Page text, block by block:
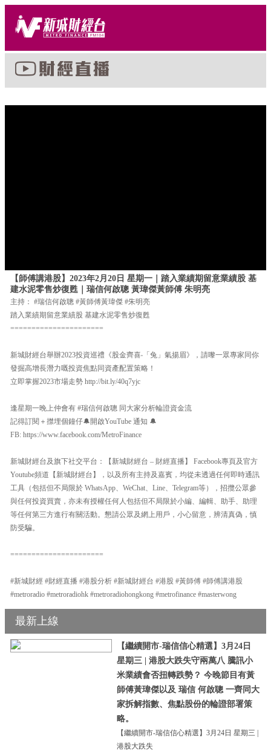
【師傅講港股】2023年2月20日 星期一｜踏入業績期留意業績股 基
建水泥零售炒復甦｜瑞信何啟聰 黃瑋傑黃師傅 朱明亮
主持： #瑞信何啟聰 #黃師傅黃瑋傑 #朱明亮
踏入業績期留意業績股 基建水泥零售炒復甦
======================
新城財經台舉辦2023投資巡禮《股金齊喜‧「兔」氣揚眉》，請嚟一眾專家同你
發掘高增長潛力嘅投資焦點同資產配置策略！
立即掌握2023市場走勢 http://bit.ly/40q7yjc
逢星期一晚上仲會有 #瑞信何啟聰 同大家分析輪證資金流
記得訂閱＋㩒埋個鐘仔🔔開啟YouTube 通知 🔔
FB: https://www.facebook.com/MetroFinance
新城財經台及旗下社交平台：【新城財經台 – 財經直播】 Facebook專頁及官方
Youtube頻道【新城財經台】，以及所有主持及嘉賓，均從未透過任何即時通訊
工具（包括但不局限於 WhatsApp、WeChat、Line、Telegram等），招攬公眾參
與任何投資買賣，亦未有授權任何人包括但不局限於小編、編輯、助手、助理
等任何第三方進行有關活動。懇請公眾及網上用戶，小心留意，辨清真偽，慎
防受騙。
======================
#新城財經 #財經直播 #港股分析 #新城財經台 #港股 #黃師傅 #師傅講港股
#metroradio #metroradiohk #metroradiohongkong #metrofinance #masterwong
最新上線
【繼續開市-瑞信信心精選】3月24日
星期三 | 港股大跌失守兩萬八 騰訊小
米業績會否扭轉跌勢？ 今晚節目有黃
師傅黃瑋傑以及 瑞信 何啟聰 一齊同大
家拆解指數、焦點股份的輪證部署策
略。
【繼續開市-瑞信信心精選】3月24日 星期三 |
港股大跌失